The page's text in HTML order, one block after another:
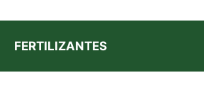
FERTILIZANTES